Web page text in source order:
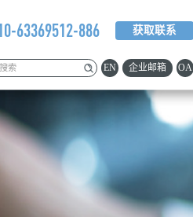
63369512-886 获取联系
EN 企业邮箱 OA